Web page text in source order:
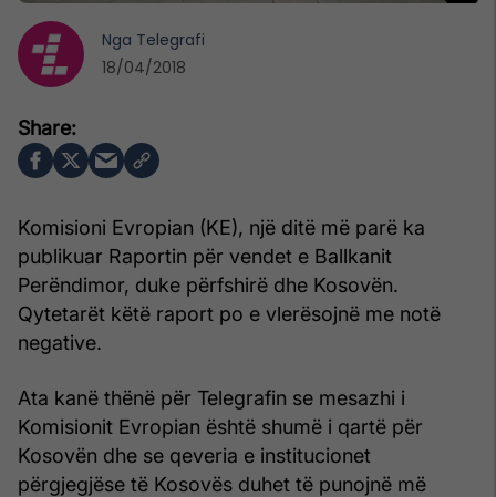
Komisioni Evropian (KE), një ditë më parë ka
publikuar Raportin për vendet e Ballkanit
Perëndimor, duke përfshirë dhe Kosovën.
Qytetarët këtë raport po e vlerësojnë me notë
negative.
Ata kanë thënë për Telegrafin se mesazhi i
Komisionit Evropian është shumë i qartë për
Kosovën dhe se qeveria e institucionet
përgjegjëse të Kosovës duhet të punojnë më
Nga Telegrafi
18/04/2018